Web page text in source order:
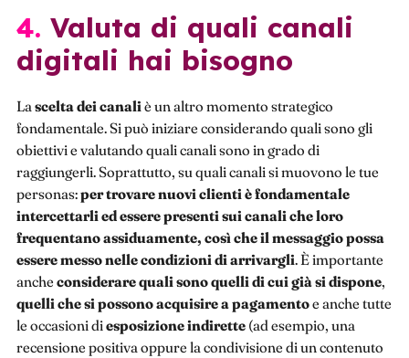
4. Valuta di quali canali
digitali hai bisogno
La scelta dei canali è un altro momento strategico
fondamentale. Si può iniziare considerando quali sono gli
obiettivi e valutando quali canali sono in grado di
raggiungerli. Soprattutto, su quali canali si muovono le tue
personas:per trovare nuovi clienti è fondamentale
intercettarli ed essere presenti sui canali che loro
frequentano assiduamente, così che il messaggio possa
essere messo nelle condizioni di arrivargli. È importante
anche considerare quali sono quelli di cui già si dispone,
quelli che si possono acquisire a pagamentoe anche tutte
le occasioni diesposizione indirette (ad esempio, una
recensione positiva oppure la condivisione di un contenuto